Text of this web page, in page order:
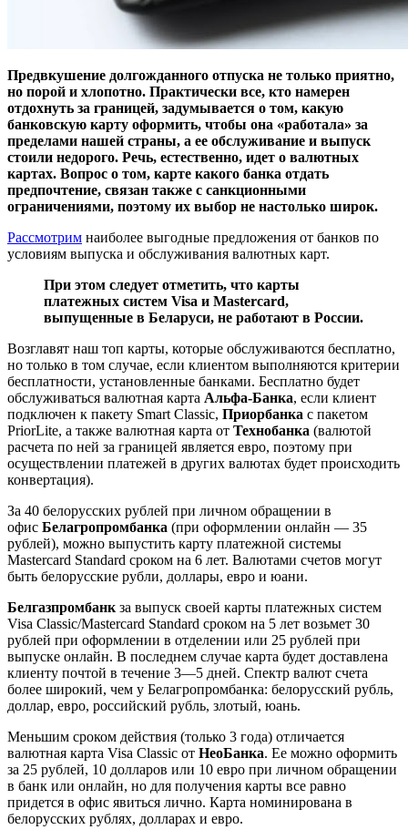
Предвкушение долгожданного отпуска не только приятно,
но порой и хлопотно. Практически все, кто намерен
отдохнуть за границей, задумывается о том, какую
банковскую карту оформить, чтобы она «работала» за
пределами нашей страны, а ее обслуживание и выпуск
стоили недорого. Речь, естественно, идет о валютных
картах. Вопрос о том, карте какого банка отдать
предпочтение, связан также с санкционными
ограничениями, поэтому их выбор не настолько широк.
Рассмотрим наиболее выгодные предложения от банков по
условиям выпуска и обслуживания валютных карт.
При этом следует отметить, что карты
платежных систем Visa и Mastercard,
выпущенные в Беларуси, не работают в России.
Возглавят наш топ карты, которые обслуживаются бесплатно,
но только в том случае, если клиентом выполняются критерии
бесплатности, установленные банками. Бесплатно будет
обслуживаться валютная карта Альфа-Банка, если клиент
подключен к пакету Smart Classic, Приорбанка с пакетом
PriorLite, а также валютная карта от Технобанка (валютой
расчета по ней за границей является евро, поэтому при
осуществлении платежей в других валютах будет происходить
конвертация).
За 40 белорусских рублей при личном обращении в
офис Белагропромбанка (при оформлении онлайн — 35
рублей), можно выпустить карту платежной системы
Mastercard Standard сроком на 6 лет. Валютами счетов могут
быть белорусские рубли, доллары, евро и юани.
Белгазпромбанк за выпуск своей карты платежных систем
Visa Classic/Mastercard Standard сроком на 5 лет возьмет 30
рублей при оформлении в отделении или 25 рублей при
выпуске онлайн. В последнем случае карта будет доставлена
клиенту почтой в течение 3—5 дней. Спектр валют счета
более широкий, чем у Белагропромбанка: белорусский рубль,
доллар, евро, российский рубль, злотый, юань.
Меньшим сроком действия (только 3 года) отличается
валютная карта Visa Classic от НеоБанка. Ее можно оформить
за 25 рублей, 10 долларов или 10 евро при личном обращении
в банк или онлайн, но для получения карты все равно
придется в офис явиться лично. Карта номинирована в
белорусских рублях, долларах и евро.